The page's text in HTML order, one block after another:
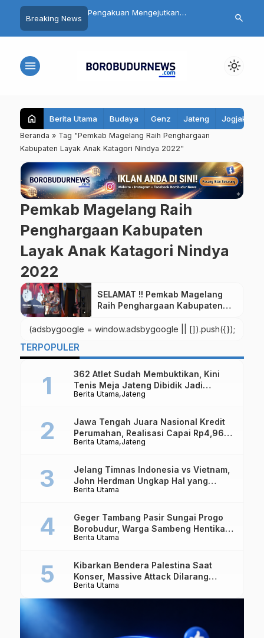
Breaking News
Magelang Masuk
Usai Santap MBG,
Pengakuan Mengejutkan
Mengaku Murka Usai Digerayangi
Daftar 8
Yurizal,
search
menu light_mode
home Berita Utama Budaya Genz Jateng Jogjakarta
Beranda » Tag "Pemkab Magelang Raih Penghargaan
Kabupaten Layak Anak Katagori Nindya 2022"
Pemkab Magelang Raih
Penghargaan Kabupaten
Layak Anak Katagori Nindya
2022
SELAMAT !! Pemkab Magelang
Raih Penghargaan Kabupaten
2022
(adsbygoogle = window.adsbygoogle || []).push({});
TERPOPULER
Berita Utama Jateng
362 Atlet Sudah Membuktikan, Kini
Tenis Meja Jateng Dibidik Jadi
Kekuatan Nasional
Berita Utama Jateng
Jawa Tengah Juara Nasional Kredit
Perumahan, Realisasi Capai Rp4,96
Triliun
Berita Utama
Jelang Timnas Indonesia vs Vietnam,
John Herdman Ungkap Hal yang
Dipertaruhkan
Berita Utama
Geger Tambang Pasir Sungai Progo
Borobudur, Warga Sambeng Hentikan
Alat Berat dan Usir Truk
Berita Utama
Kibarkan Bendera Palestina Saat
Konser, Massive Attack Dilarang
Masuk Singapura Lagi